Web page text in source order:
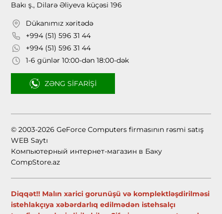
Bakı ş., Dilarə Əliyeva küçəsi 196
Dükanımız xəritədə
+994 (51) 596 31 44
+994 (51) 596 31 44
1-6 günlər 10:00-dən 18:00-dək
ZƏNG SIFARIŞI
© 2003-2026 GeForce Computers firmasının rəsmi satış
WEB Saytı
Компьютерный интернет-магазин в Баку
CompStore.az
Diqqət!! Malın xarici gorunüşü və komplektləşdirilməsi
istehlakçıya xəbərdarlıq edilmədən istehsalçı